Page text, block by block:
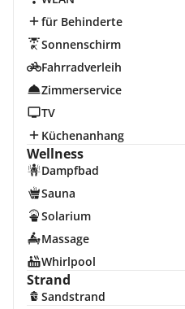
für Behinderte
Sonnenschirm
Fahrradverleih
Zimmerservice
TV
Küchenanhang
Wellness
Dampfbad
Sauna
Solarium
Massage
Whirlpool
Strand
Sandstrand